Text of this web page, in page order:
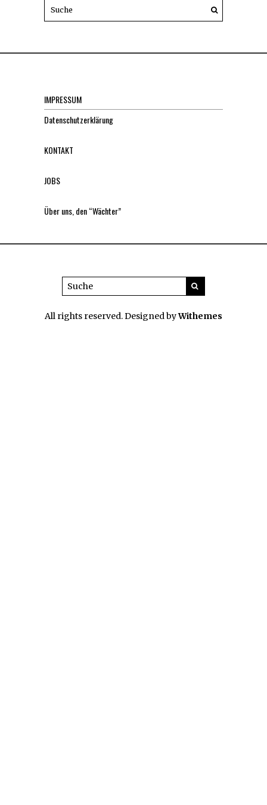
IMPRESSUM
Datenschutzerklärung
KONTAKT
JOBS
Über uns, den “Wächter”
All rights reserved. Designed byWithemes